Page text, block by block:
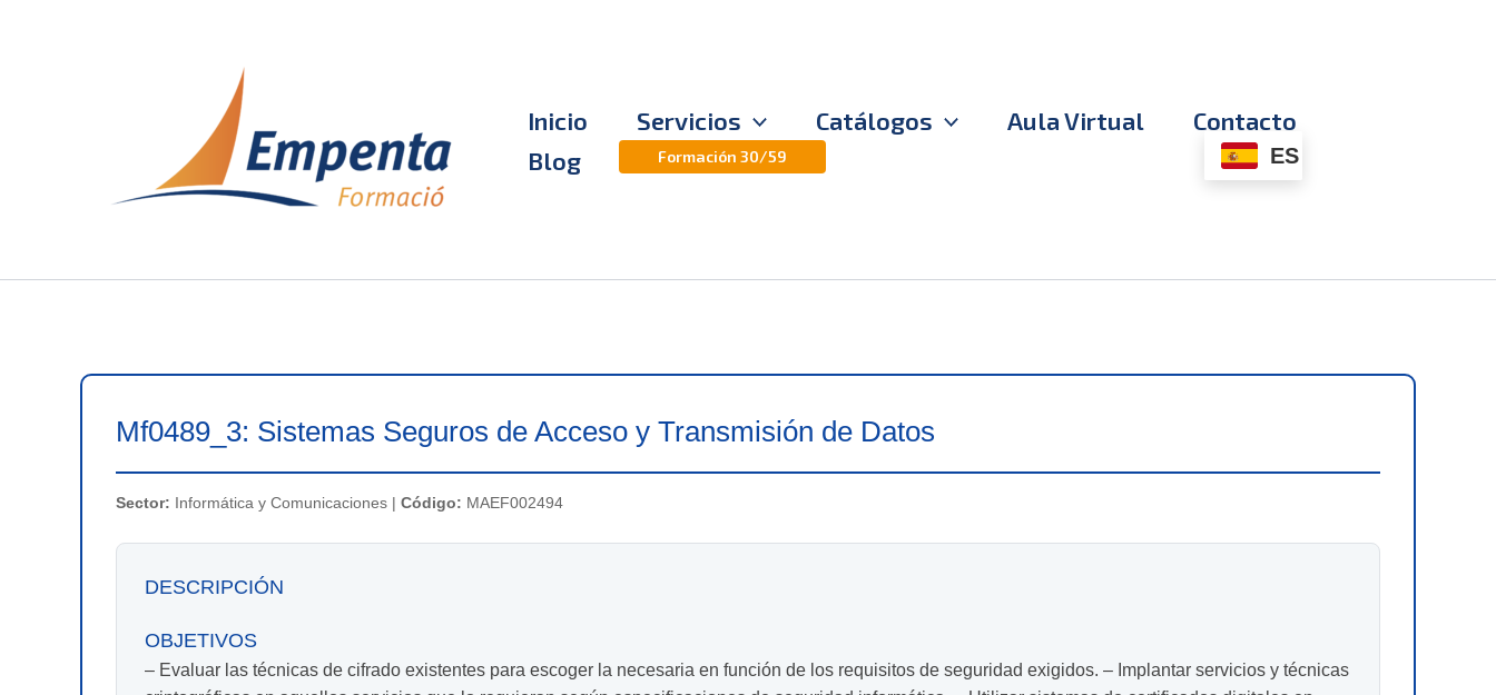
Inicio Servicios Catálogos Aula Virtual
Contacto
Blog
Formación 30/59 ES
Mf0489_3: Sistemas Seguros de Acceso y Transmisión de Datos
Sector: Informática y Comunicaciones | Código: MAEF002494
DESCRIPCIÓN
OBJETIVOS
– Evaluar las técnicas de cifrado existentes para escoger la necesaria en función de los requisitos de seguridad exigidos. – Implantar servicios y técnicas